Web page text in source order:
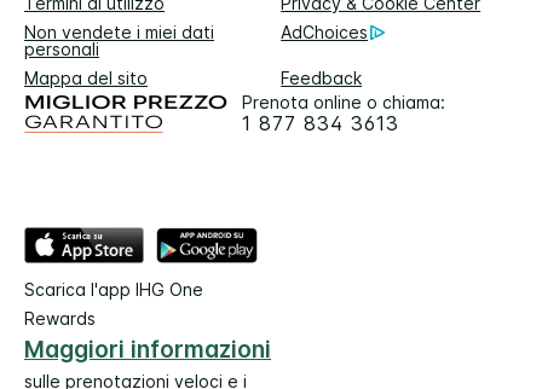
Non vendete i miei dati
personali
AdChoices
Mappa del sito
Feedback
Prenota online o chiama:
1 877 834 3613
Scarica l'app IHG One
Rewards
Maggiori informazioni
sulle prenotazioni veloci e i